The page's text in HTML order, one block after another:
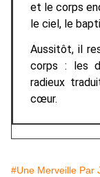
et le corps
le ciel, le
Aussitôt, il
corps : les
radieux
cœur.
#Une Merveille Par